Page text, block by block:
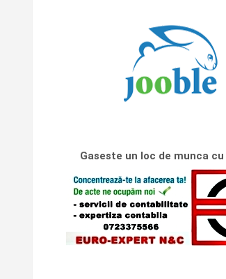
Gaseste un loc de munca cu